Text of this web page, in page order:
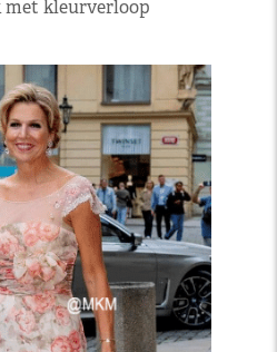
kleurverloop